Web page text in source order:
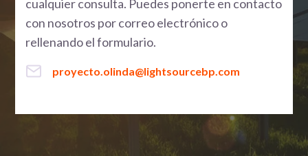
cualquier consulta. Puedes ponerte en contacto
con nosotros por correo electrónico o
rellenando el formulario.
proyecto.olinda@lightsourcebp.com